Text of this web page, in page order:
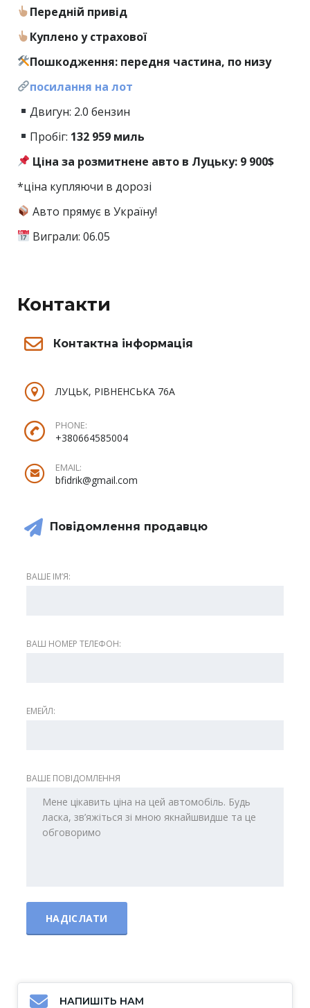
Передній привід
Куплено у страхової
Пошкодження: передня частина, по низу
посилання на лот
Двигун: 2.0 бензин
Пробіг: 132 959 миль
Ціна за розмитнене авто в Луцьку: 9 900$
*ціна купляючи в дорозі
Авто прямує в Україну!
Виграли: 06.05
Контакти
Контактна інформація
ЛУЦЬК, РІВНЕНСЬКА 76А
PHONE:
+380664585004
EMAIL:
bfidrik@gmail.com
Повідомлення продавцю
ВАШЕ ІМʼЯ:
ВАШ НОМЕР ТЕЛЕФОН:
ЕМЕЙЛ:
ВАШЕ ПОВІДОМЛЕННЯ
НАПИШІТЬ НАМ